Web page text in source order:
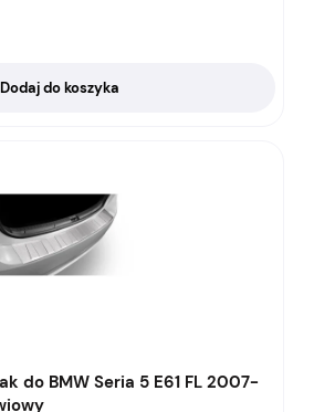
Dodaj do koszyka
do BMW Seria 5 E61 FL 2007-